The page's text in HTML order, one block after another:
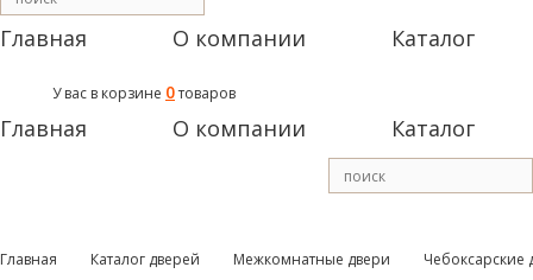
Главная О компании Каталог
У вас в корзине 0товаров
Главная О компании Каталог
Главная Каталог дверей Межкомнатные двери Чебоксарские